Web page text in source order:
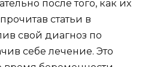
после того, как их
статьи в
свой диагноз по
себе лечение. Это